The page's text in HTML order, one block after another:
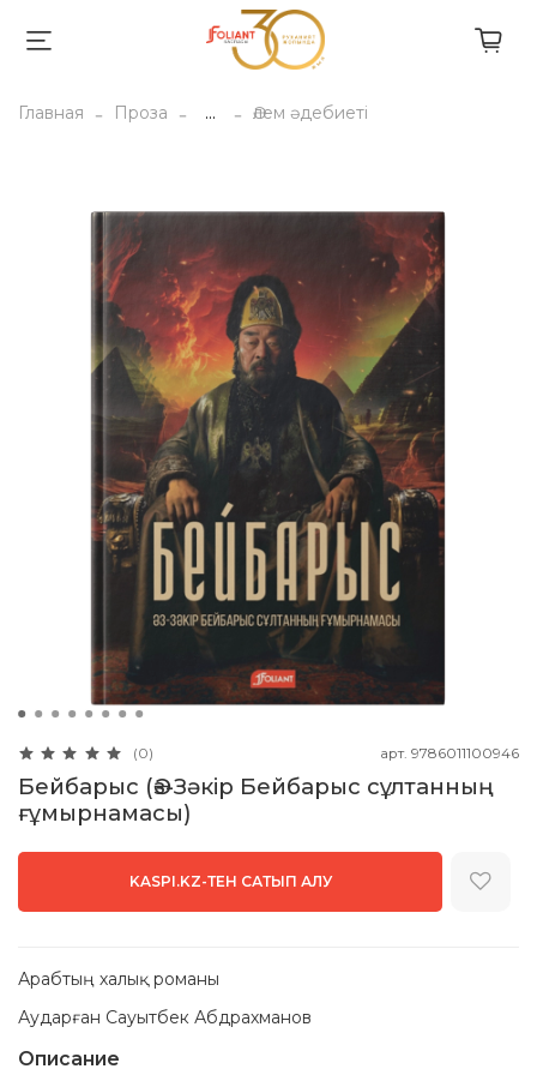
Главная Проза ... Әлем әдебиеті
(0) арт. 9786011100946
Бейбарыс (Әз-Зәкір Бейбарыс сұлтанның
ғұмырнамасы)
KASPI.KZ-ТЕН САТЫП АЛУ
Арабтың халық романы
Аударған Сауытбек Абдрахманов
Описание